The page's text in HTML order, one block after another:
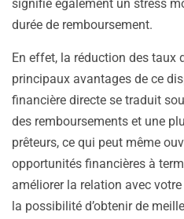
signifie également un stress
durée de remboursement.
En effet, la réduction des taux
principaux avantages de ce
financière directe se traduit
des remboursements et une
prêteurs, ce qui peut même
opportunités financières à
améliorer la relation avec
la possibilité d’obtenir de